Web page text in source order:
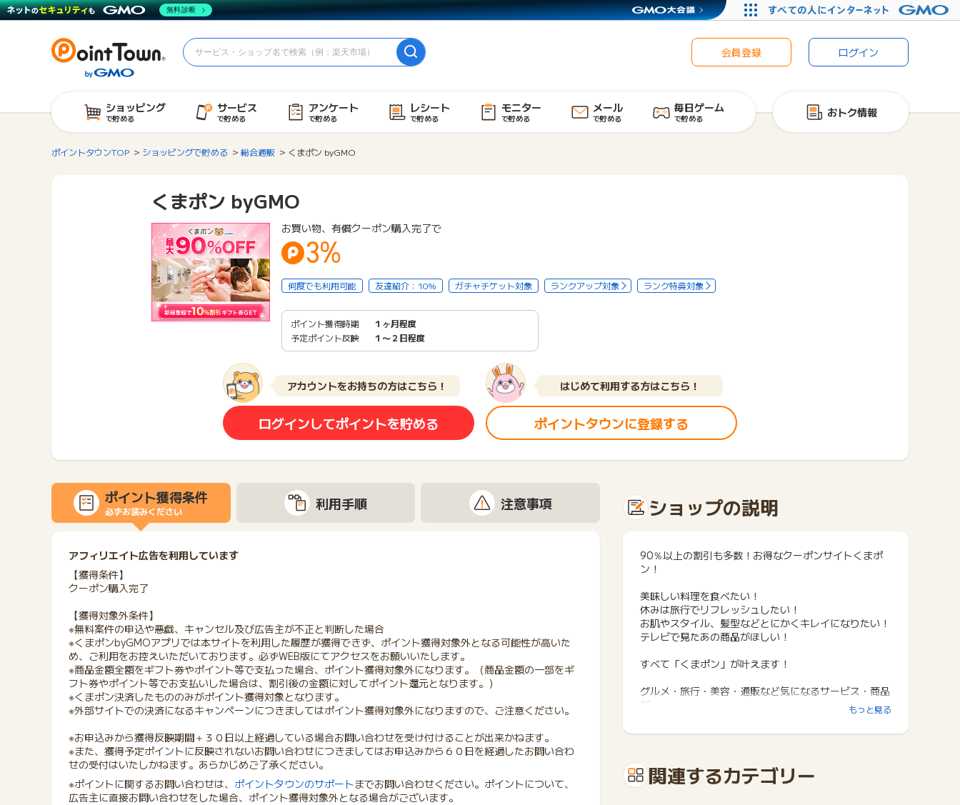
会員登録 ログイン
ショッピング
で貯める
サービス
で貯める
アンケート
で貯める
レシート
で貯める
モニター
で貯める
メール
で貯める
毎日ゲーム
で貯める おトク情報
ポイントタウンTOP ショッピングで貯める 総合通販 くまポン byGMO
くまポン byGMO
お買い物、有償クーポン購入完了で
3%
何度でも利用可能 友達紹介：10% ガチャチケット対象 ランクアップ対象 ランク特典対象
ポイント獲得時期
１ヶ月程度
予定ポイント反映
１〜２日程度
アカウントをお持ちの方はこちら！
ログインしてポイントを貯める
はじめて利用する方はこちら！
ポイントタウンに登録する
ポイント獲得条件
必ずお読みください 利用手順 注意事項
アフィリエイト広告を利用しています
【獲得条件】
クーポン購入完了
【獲得対象外条件】
※無料案件の申込や悪戯、キャンセル及び広告主が不正と判断した場合
※くまポンbyGMOアプリでは本サイトを利用した履歴が獲得できず、ポイント獲得対象外となる可能性が高いた
め、ご利用をお控えいただいております。必ずWEB版にてアクセスをお願いいたします。
※商品金額全額をギフト券やポイント等で支払った場合、ポイント獲得対象外になります。（商品金額の一部をギ
フト券やポイント等でお支払いした場合は、割引後の金額に対してポイント還元となります。）
※くまポン決済したもののみがポイント獲得対象となります。
※外部サイトでの決済になるキャンペーンにつきましてはポイント獲得対象外になりますので、ご注意ください。
※お申込みから獲得反映期間＋３０日以上経過している場合お問い合わせを受け付けることが出来かねます。
※また、獲得予定ポイントに反映されないお問い合わせにつきましてはお申込みから６０日を経過したお問い合わ
せの受付はいたしかねます。あらかじめご了承ください。
※ポイントに関するお問い合わせは、 ポイントタウンのサポートまでお問い合わせください。ポイントについて、
広告主に直接お問い合わせをした場合、ポイント獲得対象外となる場合がございます。
ショップの説明
90％以上の割引も多数！お得なクーポンサイトくまポ
ン！
美味しい料理を食べたい！
休みは旅行でリフレッシュしたい！
お肌やスタイル、髪型などとにかくキレイになりたい！
テレビで見たあの商品がほしい！
すべて「くまポン」が叶えます！
グルメ・旅行・美容・通販など気になるサービス・商品
が
もっと見る
関連するカテゴリー
無料診断